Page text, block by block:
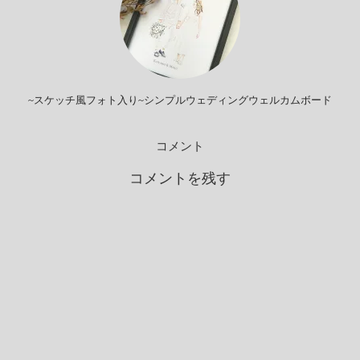
~スケッチ風フォト入り~シンプルウェディングウェルカムボード
コメント
コメントを残す